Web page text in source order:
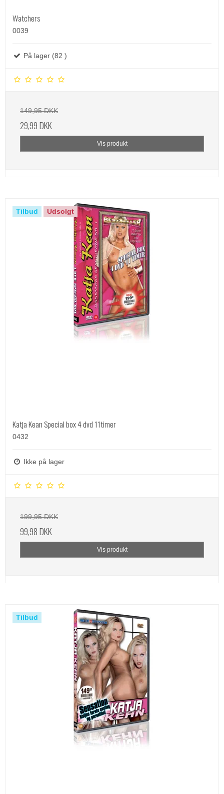
Watchers
0039
På lager (82 )
149,95 DKK
29,99 DKK
Vis produkt
Tilbud Udsolgt
Katja Kean Special box 4 dvd 11timer
0432
Ikke på lager
199,95 DKK
99,98 DKK
Vis produkt
Tilbud